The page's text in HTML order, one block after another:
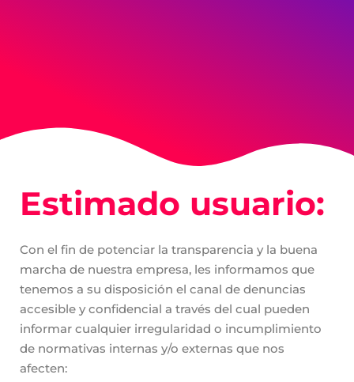
Estimado usuario:
Con el fin de potenciar la transparencia y la buena
marcha de nuestra empresa, les informamos que
tenemos a su disposición el canal de denuncias
accesible y confidencial a través del cual pueden
informar cualquier irregularidad o incumplimiento
de normativas internas y/o externas que nos
afecten: